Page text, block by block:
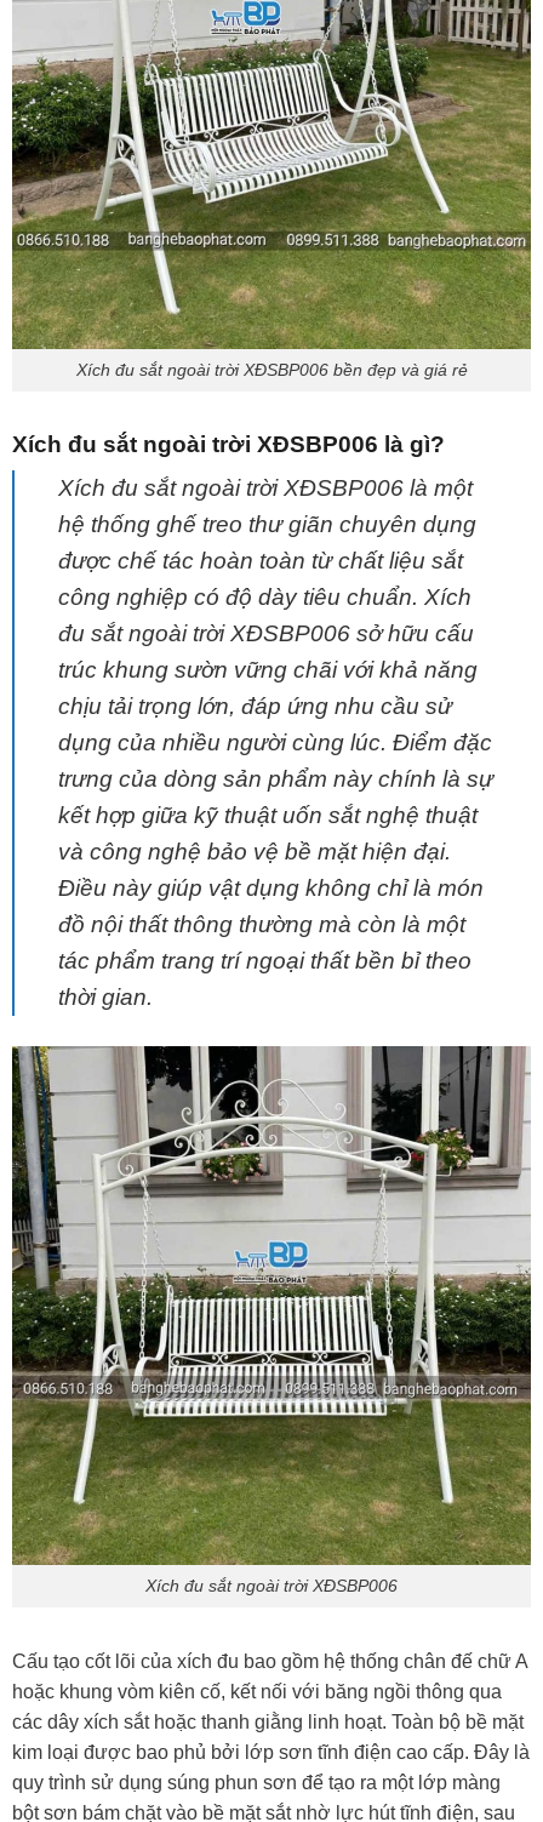
Xích đu sắt ngoài trời XĐSBP006 bền đẹp và giá rẻ
Xích đu sắt ngoài trời XĐSBP006 là gì?
Xích đu sắt ngoài trời XĐSBP006 là một
hệ thống ghế treo thư giãn chuyên dụng
được chế tác hoàn toàn từ chất liệu sắt
công nghiệp có độ dày tiêu chuẩn. Xích
đu sắt ngoài trời XĐSBP006 sở hữu cấu
trúc khung sườn vững chãi với khả năng
chịu tải trọng lớn, đáp ứng nhu cầu sử
dụng của nhiều người cùng lúc. Điểm đặc
trưng của dòng sản phẩm này chính là sự
kết hợp giữa kỹ thuật uốn sắt nghệ thuật
và công nghệ bảo vệ bề mặt hiện đại.
Điều này giúp vật dụng không chỉ là món
đồ nội thất thông thường mà còn là một
tác phẩm trang trí ngoại thất bền bỉ theo
thời gian.
Xích đu sắt ngoài trời XĐSBP006
Cấu tạo cốt lõi của xích đu bao gồm hệ thống chân đế chữ A
hoặc khung vòm kiên cố, kết nối với băng ngồi thông qua
các dây xích sắt hoặc thanh giằng linh hoạt. Toàn bộ bề mặt
kim loại được bao phủ bởi lớp sơn tĩnh điện cao cấp. Đây là
quy trình sử dụng súng phun sơn để tạo ra một lớp màng
bột sơn bám chặt vào bề mặt sắt nhờ lực hút tĩnh điện, sau